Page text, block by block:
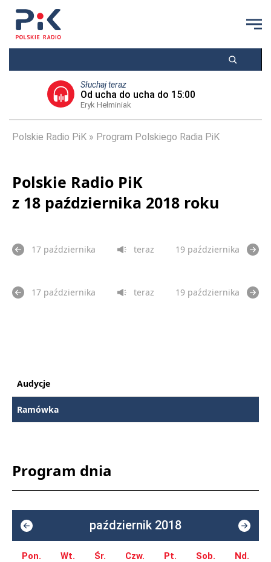
Słuchaj teraz
Od ucha do ucha do 15:00
Eryk Hełminiak
Polskie Radio PiK Program Polskiego Radia PiK
Polskie Radio PiK
z 18 października 2018 roku
17 października teraz 19 października
17 października teraz 19 października
Audycje
Ramówka
Program dnia
październik 2018
Pon. Wt. Śr. Czw. Pt. Sob. Nd.